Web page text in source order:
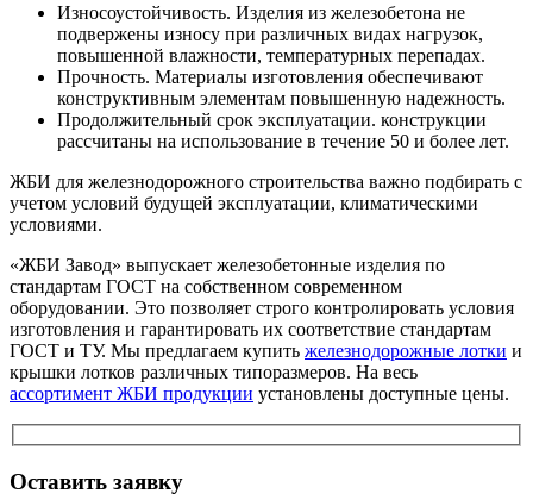
Износоустойчивость. Изделия из железобетона не
подвержены износу при различных видах нагрузок,
повышенной влажности, температурных перепадах.
Прочность. Материалы изготовления обеспечивают
конструктивным элементам повышенную надежность.
Продолжительный срок эксплуатации. конструкции
рассчитаны на использование в течение 50 и более лет.
ЖБИ для железнодорожного строительства важно подбирать с
учетом условий будущей эксплуатации, климатическими
условиями.
«ЖБИ Завод» выпускает железобетонные изделия по
стандартам ГОСТ на собственном современном
оборудовании. Это позволяет строго контролировать условия
изготовления и гарантировать их соответствие стандартам
ГОСТ и ТУ. Мы предлагаем купить железнодорожные лотки и
крышки лотков различных типоразмеров. На весь
ассортимент ЖБИ продукции установлены доступные цены.
Оставить заявку